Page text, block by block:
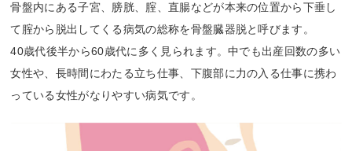
骨盤内にある子宮、膀胱、腟、直腸などが本来の位置から下垂し
て腟から脱出してくる病気の総称を骨盤臓器脱と呼びます。
40歳代後半から60歳代に多く見られます。中でも出産回数の多い
女性や、長時間にわたる立ち仕事、下腹部に力の入る仕事に携わ
っている女性がなりやすい病気です。